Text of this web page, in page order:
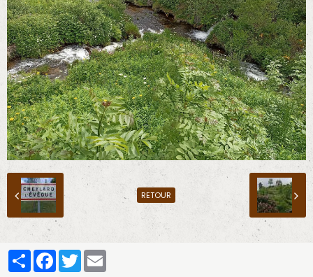
Albums Photos
Contact
Annuaire
Infos - Discussions
RETOUR
PartagerFacebook
Twitter